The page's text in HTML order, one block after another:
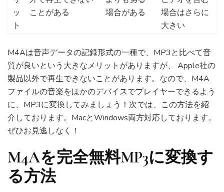
ッ
ト
ことがある
場合がある
場合はさらに
大きい
M4Aは音声データの記録形式の一種で、MP3と比べて音
質が良いという大きなメリットがありますが、 Apple社の
製品以外で再生できないことがあります。なので、M4A
ファイルの音楽をほかのデバイスでプレイヤーできるよう
に、MP3に変換してみましょう！次では、この方法を紹
介しております。MacとWindows両方対応しております。
ぜひお見逃しなく！
M4Aを完全無料MP3に変換す
る方法